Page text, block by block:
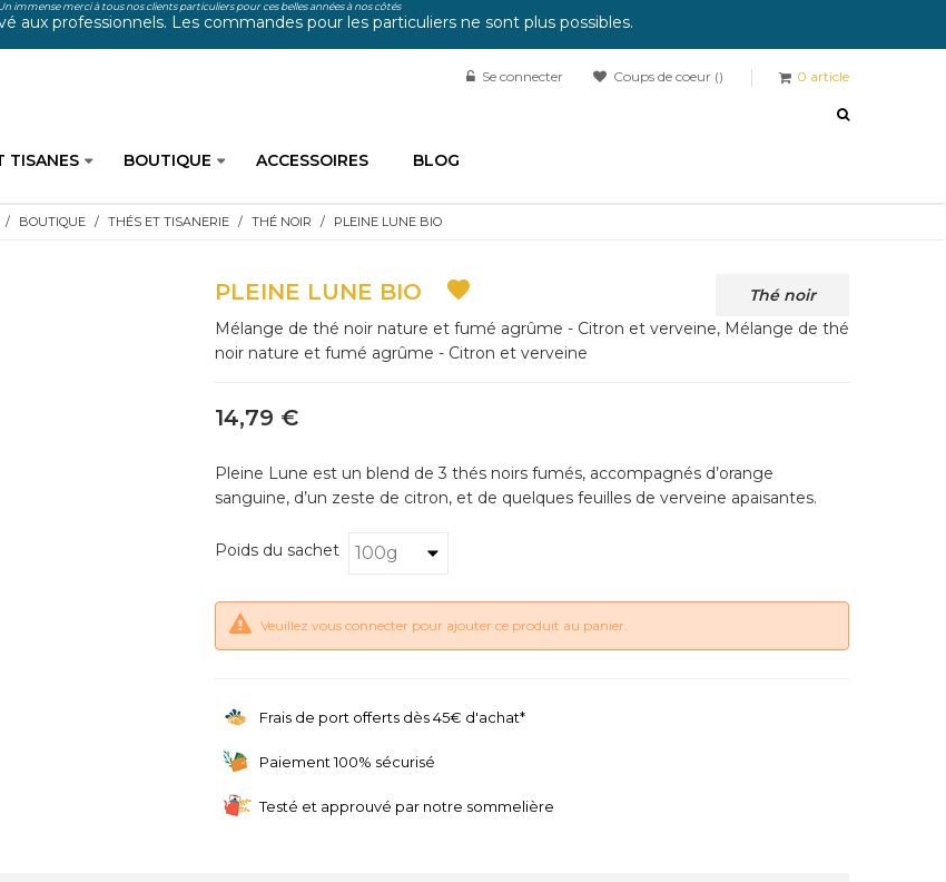
immense merci à tous nos clients particuliers pour ces belles années à nos côtés
aux professionnels. Les commandes pour les particuliers ne sont plus possibles.
0 article
Se connecter Coups de coeur
TISANES BOUTIQUE ACCESSOIRES BLOG
BOUTIQUE THÉS ET TISANERIE THÉ NOIR PLEINE LUNE BIO
PLEINE LUNE BIO 
Thé noir
Mélange de thé noir nature et fumé agrûme - Citron et verveine, Mélange de thé
noir nature et fumé agrûme - Citron et verveine
14,79 €
Pleine Lune est un blend de 3 thés noirs fumés, accompagnés d’orange
sanguine, d’un zeste de citron, et de quelques feuilles de verveine apaisantes.
Poids du sachet
Veuillez vous connecter pour ajouter ce produit au panier.
Frais de port offerts dès 45€ d'achat*
Paiement 100% sécurisé
Testé et approuvé par notre sommelière